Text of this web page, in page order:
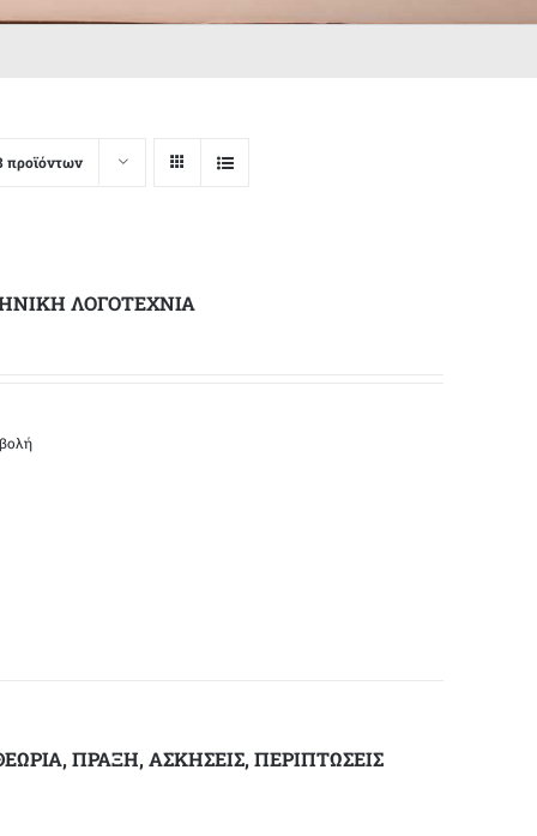
προϊόντων
ΛΟΓΟΤΕΧΝΙΑ
ΠΡΑΞΗ, ΑΣΚΗΣΕΙΣ, ΠΕΡΙΠΤΩΣΕΙΣ